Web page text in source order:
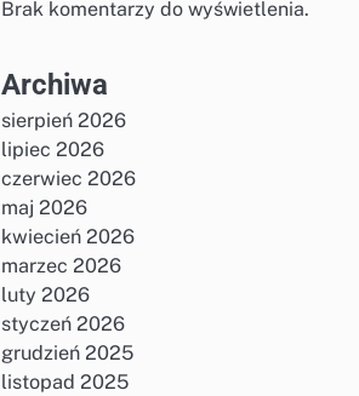
Brak komentarzy do wyświetlenia.
Archiwa
sierpień 2026
lipiec 2026
czerwiec 2026
maj 2026
kwiecień 2026
marzec 2026
luty 2026
styczeń 2026
grudzień 2025
listopad 2025